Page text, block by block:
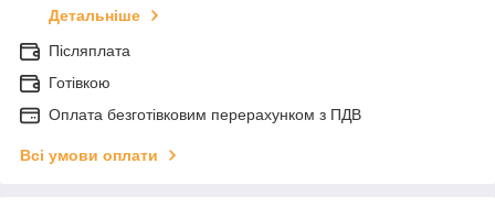
Детальніше
Післяплата
Готівкою
Оплата безготівковим перерахунком з ПДВ
Всі умови оплати